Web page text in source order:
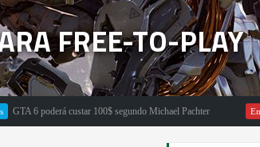
FREE-TO-PLAY
6 poderá custar 100$ segundo Michael Pachter Em